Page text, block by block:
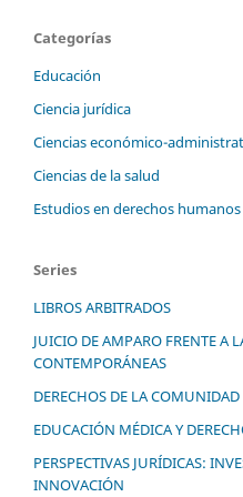
Categorías
Educación
Ciencia jurídica
Ciencias económico-
Ciencias de la salud
Estudios en derechos
Series
LIBROS ARBITRADOS
JUICIO DE AMPARO FRENTE A
CONTEMPORÁNEAS
DERECHOS DE LA
EDUCACIÓN MÉDICA Y
PERSPECTIVAS JURÍDICAS:
INNOVACIÓN